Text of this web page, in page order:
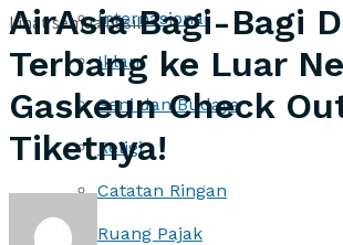
Internasional
Iklan
Seni dan Budaya
Religi
Catatan Ringan
Ruang Pajak
Lihat semua hasil
AirAsia Bagi-Bagi
Terbang ke Luar
Gaskeun Check
Tiketnya!